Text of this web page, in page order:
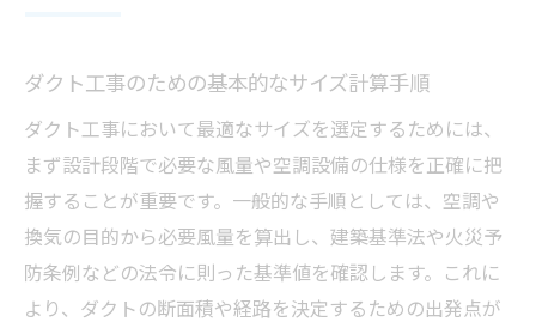
ダクト工事のための基本的なサイズ計算手順
ダクト工事において最適なサイズを選定するためには、
まず設計段階で必要な風量や空調設備の仕様を正確に把
握することが重要です。一般的な手順としては、空調や
換気の目的から必要風量を算出し、建築基準法や火災予
防条例などの法令に則った基準値を確認します。これに
より、ダクトの断面積や経路を決定するための出発点が